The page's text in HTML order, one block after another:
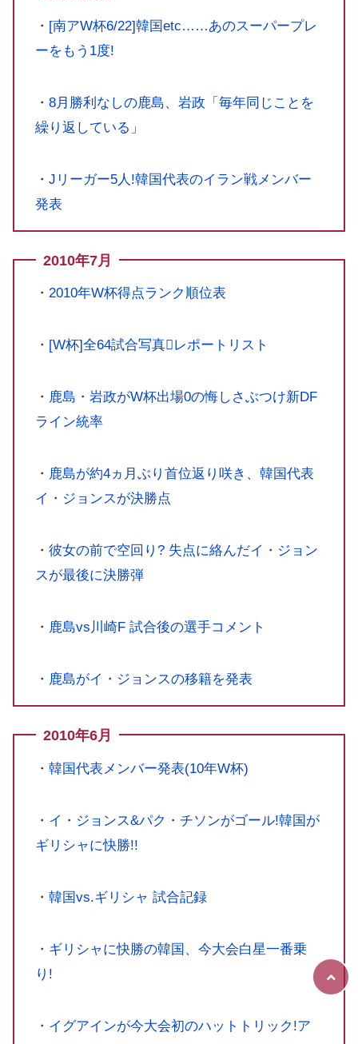
・ [南アW杯6/22]韓国etc……あのスーパープレ
ーをもう1度!
・ 8月勝利なしの鹿島、岩政「毎年同じことを
繰り返している」
・ Jリーガー5人!韓国代表のイラン戦メンバー
発表
2010年7月
・ 2010年W杯得点ランク順位表
・ [W杯]全64試合写真レポートリスト
・ 鹿島・岩政がW杯出場0の悔しさぶつけ新DF
ライン統率
・ 鹿島が約4ヵ月ぶり首位返り咲き、韓国代表
イ・ジョンスが決勝点
・ 彼女の前で空回り? 失点に絡んだイ・ジョン
スが最後に決勝弾
・ 鹿島vs川崎F 試合後の選手コメント
・ 鹿島がイ・ジョンスの移籍を発表
2010年6月
・ 韓国代表メンバー発表(10年W杯)
・ イ・ジョンス&パク・チソンがゴール!韓国が
ギリシャに快勝!!
・ 韓国vs.ギリシャ 試合記録
・ ギリシャに快勝の韓国、今大会白星一番乗
り!
・ イグアインが今大会初のハットトリック!ア